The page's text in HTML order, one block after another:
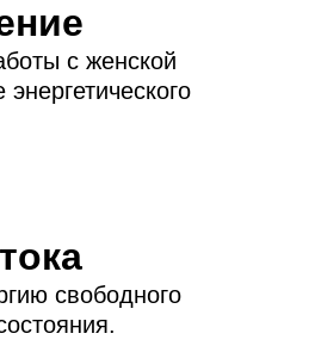
свободного
с женской